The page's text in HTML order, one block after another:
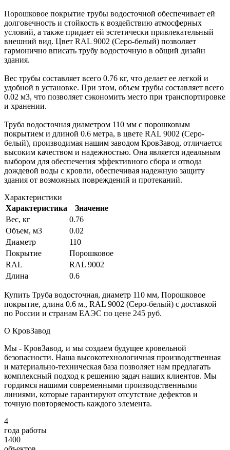
Порошковое покрытие трубы водосточной обеспечивает ей
долговечность и стойкость к воздействию атмосферных
условий, а также придает ей эстетически привлекательный
внешний вид. Цвет RAL 9002 (Серо-белый) позволяет
гармонично вписать трубу водосточную в общий дизайн
здания.
Вес трубы составляет всего 0.76 кг, что делает ее легкой и
удобной в установке. При этом, объем трубы составляет всего
0.02 м3, что позволяет сэкономить место при транспортировке
и хранении.
Труба водосточная диаметром 110 мм с порошковым
покрытием и длиной 0.6 метра, в цвете RAL 9002 (Серо-
белый), производимая нашим заводом КровЗавод, отличается
высоким качеством и надежностью. Она является идеальным
выбором для обеспечения эффективного сбора и отвода
дождевой воды с кровли, обеспечивая надежную защиту
здания от возможных повреждений и протеканий.
Характеристики
Характеристика
Значение
Вес, кг
0.76
Объем, м3
0.02
Диаметр
110
Покрытие
Порошковое
RAL
RAL 9002
Длина
0.6
Купить Труба водосточная, диаметр 110 мм, Порошковое
покрытие, длина 0.6 м., RAL 9002 (Серо-белый) с доставкой
по России и странам ЕАЭС по цене 245 руб.
О КровЗавод
Мы - КровЗавод, и мы создаем будущее кровельной
безопасности. Наша высокотехнологичная производственная
и материально-техническая база позволяет нам предлагать
комплексный подход к решению задач наших клиентов. Мы
гордимся нашими современными производственными
линиями, которые гарантируют отсутствие дефектов и
точную повторяемость каждого элемента.
4
года работы
1400